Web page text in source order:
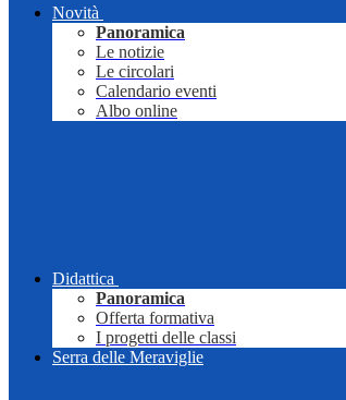
Novità
Panoramica
Le notizie
Le circolari
Calendario eventi
Albo online
Didattica
Panoramica
Offerta formativa
I progetti delle classi
Serra delle Meraviglie